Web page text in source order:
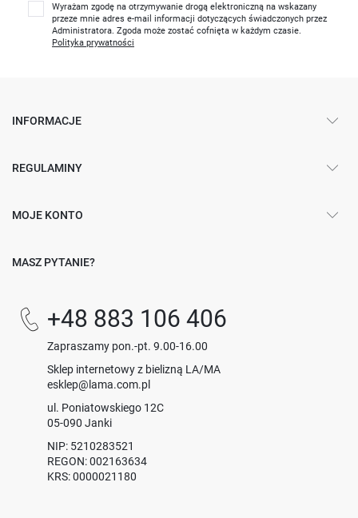
Wyrażam zgodę na otrzymywanie drogą elektroniczną na wskazany
przeze mnie adres e-mail informacji dotyczących świadczonych przez
Administratora. Zgoda może zostać cofnięta w każdym czasie.
Polityka prywatności
INFORMACJE
REGULAMINY
MOJE KONTO
MASZ PYTANIE?
+48 883 106 406
Zapraszamy pon.-pt. 9.00-16.00
Sklep internetowy z bielizną LA/MA
esklep@lama.com.pl
ul. Poniatowskiego 12C
05-090 Janki
NIP: 5210283521
REGON: 002163634
KRS: 0000021180